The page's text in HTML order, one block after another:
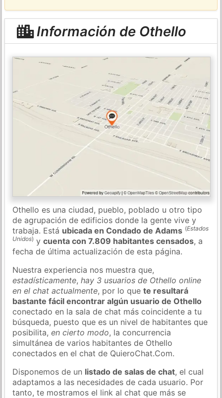
Información de Othello
Othello es una ciudad, pueblo, poblado u otro tipo
de agrupación de edificios donde la gente vive y
trabaja. Está ubicada en Condado de Adams (Estados
Unidos) ycuenta con 7.809 habitantes censados, a
fecha de última actualización de esta página.
Nuestra experiencia nos muestra que,
estadísticamente,hay 3 usuarios de Othello online
en el chat actualmente, por lo quete resultará
bastante fácil encontrar algún usuario de Othello
conectado en la sala de chat más coincidente a tu
búsqueda, puesto que es un nivel de habitantes que
posibilita,en cierto modo, la concurrencia
simultánea de varios habitantes de Othello
conectados en el chat de QuieroChat.Com.
Disponemos de un listado de salas de chat, el cual
adaptamos a las necesidades de cada usuario. Por
tanto, te mostramos el link al chat que más se